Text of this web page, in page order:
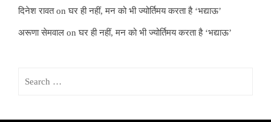
दिनेश रावतonघर ही नहीं, मन को भी ज्योर्तिमय करता है ‘भद्याऊ’
अरूणा सेमवाल onघर ही नहीं, मन को भी ज्योर्तिमय करता है ‘भद्याऊ’